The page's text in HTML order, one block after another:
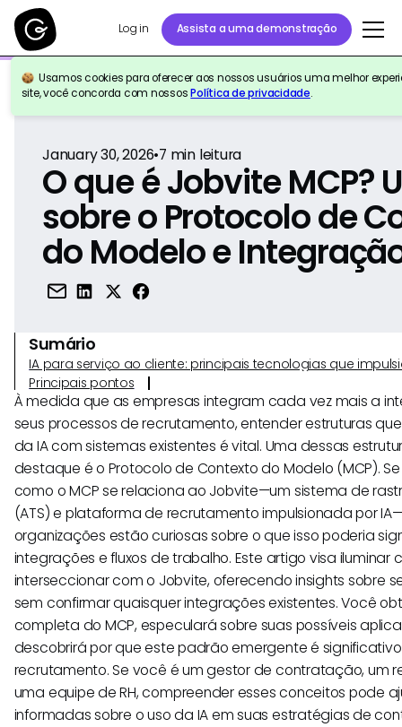
Log in Assista a uma demonstração
Usamos cookies para oferecer aos nossos usuários uma melhor
site, você concorda com nossosPolítica de privacidade.
Voltar para a referência
January 30, 2026•7 min leitura
O que é Jobvite MCP?
sobre o Protocolo de
do Modelo e
Sumário
IA para serviço ao cliente: principais tecnologias que
Principais pontos
À medida que as empresas integram cada vez mais a
seus processos de recrutamento, entender estruturas
da IA com sistemas existentes é vital. Uma dessas
destaque é o Protocolo de Contexto do Modelo (MCP).
como o MCP se relaciona ao Jobvite—um sistema de
(ATS) e plataforma de recrutamento impulsionada por
organizações estão curiosas sobre o que isso poderia
integrações e fluxos de trabalho. Este artigo visa iluminar
interseccionar com o Jobvite, oferecendo insights sobre
sem confirmar quaisquer integrações existentes. Você
completa do MCP, especulará sobre suas possíveis
descobrirá por que este padrão emergente é
recrutamento. Se você é um gestor de contratação, um
uma equipe de RH, compreender esses conceitos pode
informadas sobre o uso da IA em suas estratégias de